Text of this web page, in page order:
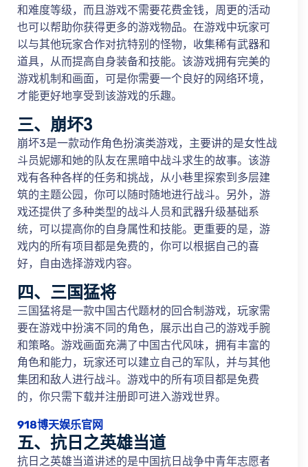
和难度等级，而且游戏不需要花费金钱，周更的活动
也可以帮助你获得更多的游戏物品。在游戏中玩家可
以与其他玩家合作对抗特别的怪物，收集稀有武器和
道具，从而提高自身装备和技能。该游戏拥有完美的
游戏机制和画面，可是你需要一个良好的网络环境，
才能更好地享受到该游戏的乐趣。
三、崩坏3
崩坏3是一款动作角色扮演类游戏，主要讲的是女性战
斗员妮娜和她的队友在黑暗中战斗求生的故事。该游
戏有各种各样的任务和挑战，从小巷里探索到多层建
筑的主题公园，你可以随时随地进行战斗。另外，游
戏还提供了多种类型的战斗人员和武器升级基础系
统，可以提高你的自身属性和技能。更重要的是，游
戏内的所有项目都是免费的，你可以根据自己的喜
好，自由选择游戏内容。
四、三国猛将
三国猛将是一款中国古代题材的回合制游戏，玩家需
要在游戏中扮演不同的角色，展示出自己的游戏手腕
和策略。游戏画面充满了中国古代风味，拥有丰富的
角色和能力，玩家还可以建立自己的军队，并与其他
集团和敌人进行战斗。游戏中的所有项目都是免费
的，你只需下载并注册即可进入游戏世界。
918博天娱乐官网
五、抗日之英雄当道
抗日之英雄当道讲述的是中国抗日战争中青年志愿者